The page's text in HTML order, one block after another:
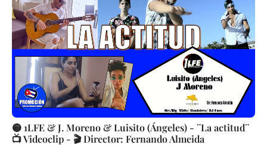
🟡 1LFE & J. Moreno & Luisito (Ángeles) - ¨La actitud¨
📺 Videoclip - 🎬 Director: Fernando Almeida